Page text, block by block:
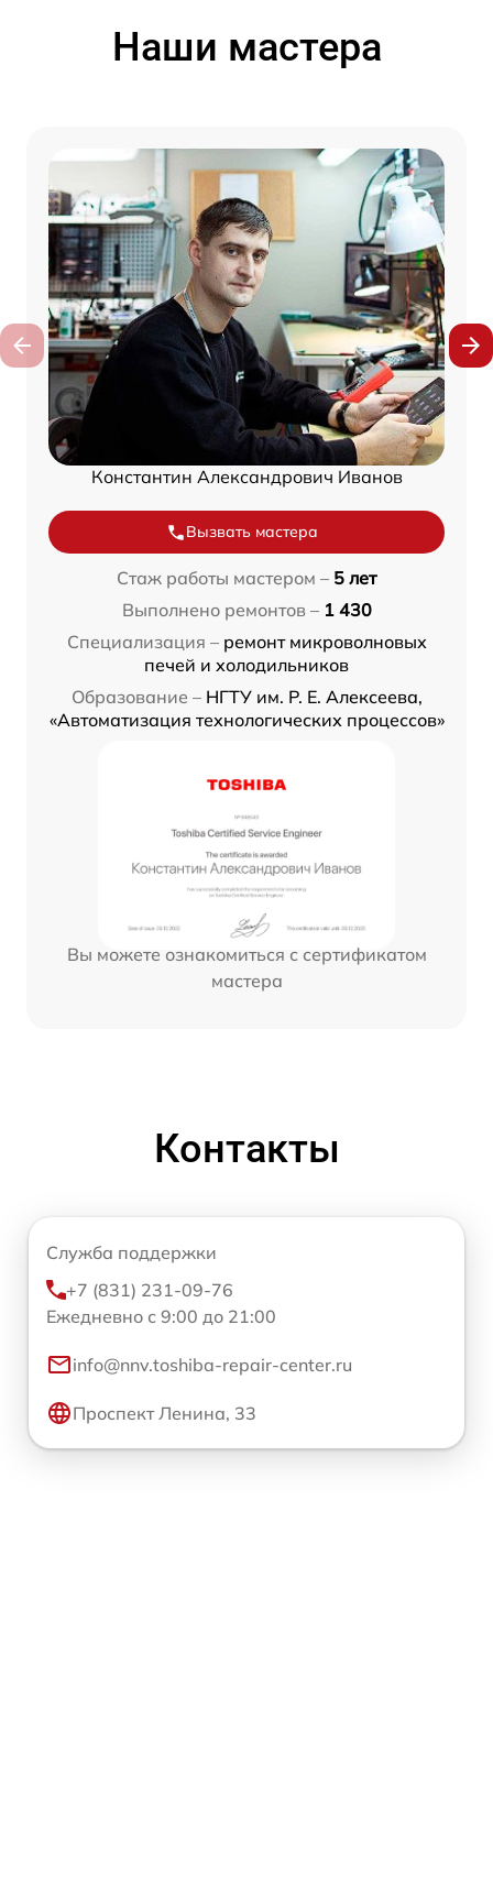
Наши мастера
Константин Александрович Иванов
Вызвать мастера
Стаж работы мастером – 5 лет
Выполнено ремонтов – 1 430
Специализация – ремонт микроволновых
печей и холодильников
Образование – НГТУ им. Р. Е. Алексеева,
«Автоматизация технологических процессов»
Вы можете ознакомиться с сертификатом
мастера
Контакты
Служба поддержки
+7 (831) 231-09-76
Ежедневно с 9:00 до 21:00
info@nnv.toshiba-repair-center.ru
Проспект Ленина, 33